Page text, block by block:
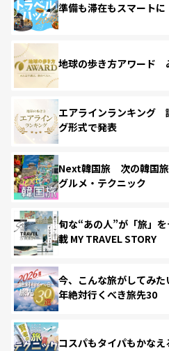
準備も滞在もスマート
地球の歩き方アワード
エアラインランキング
グ形式で発表
Next韓国旅 次の韓国旅
グルメ・テクニック
旬な“あの人”が「旅」
載 MY TRAVEL STORY
今、こんな旅がしてみ
年絶対行くべき旅先30
コスパもタイパもかな